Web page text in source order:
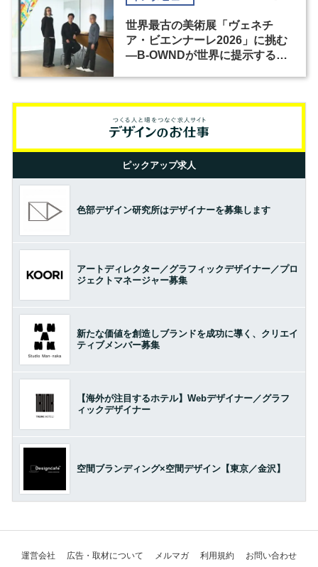
世界最古の美術展「ヴェネチ
ア・ビエンナーレ2026」に挑む
―B-OWNDが世界に提示する美
ピックアップ求人
色部デザイン研究所はデザイナーを募集します
アートディレクター／グラフィックデザイナー／プロ
ジェクトマネージャー募集
新たな価値を創造しブランドを成功に導く、クリエイ
ティブメンバー募集
【海外が注目するホテル】Webデザイナー／グラフ
ィックデザイナー
空間ブランディング×空間デザイン【東京／金沢】
運営会社 広告・取材について メルマガ 利用規約 お問い合わせ